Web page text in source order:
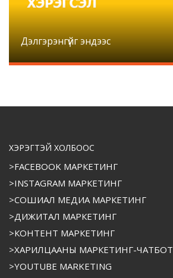
Дэлгэрэнгүйг эндээс
ХЭРЭГТЭЙ ХОЛБООС
>FACEBOOK МАРКЕТИНГ
>INSTAGRAM МАРКЕТИНГ
>СОШИАЛ МЕДИА МАРКЕТИНГ
>ДИЖИТАЛ МАРКЕТИНГ
>КОНТЕНТ МАРКЕТИНГ
>ХАРИЛЦААНЫ МАРКЕТИНГ-ЧАТБОТ
>YOUTUBE MARKETING